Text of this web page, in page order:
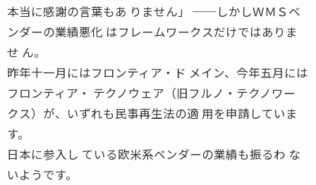
本当に感謝の言葉もあ りません」 ──しかしＷＭＳベ
ンダーの業績悪化 はフレームワークスだけではありま
せ ん。
昨年十一月にはフロンティア・ド メイン、今年五月には
フロンティア・ テクノウェア（旧フルノ・テクノワー
クス）が、いずれも民事再生法の適 用を申請していま
す。
日本に参入し ている欧米系ベンダーの業績も振るわ な
いようです。